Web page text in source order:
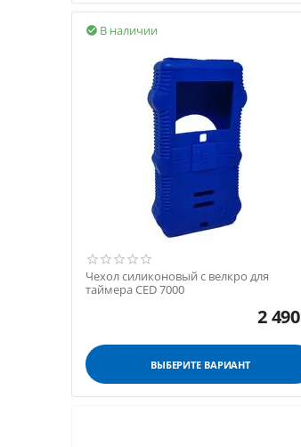
В наличии

Чехол силиконовый с велкро для
таймера CED 7000
2 490
ВЫБЕРИТЕ ВАРИАНТ